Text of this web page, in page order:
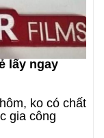
lấy ngay
ko có chất
gia công